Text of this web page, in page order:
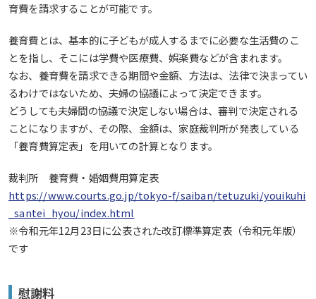
育費を請求することが可能です。
養育費とは、基本的に子どもが成人するまでに必要な生活費のこ
とを指し、そこには学費や医療費、娯楽費などが含まれます。
なお、養育費を請求できる期間や金額、方法は、法律で決まってい
るわけではないため、夫婦の協議によって決定できます。
どうしても夫婦間の協議で決定しない場合は、審判で決定される
ことになりますが、その際、金額は、家庭裁判所が発表している
「養育費算定表」を用いての計算となります。
裁判所 養育費・婚姻費用算定表
https://www.courts.go.jp/tokyo-f/saiban/tetuzuki/youikuhi
_santei_hyou/index.html
※令和元年12月23日に公表された改訂標準算定表（令和元年版）
です
慰謝料